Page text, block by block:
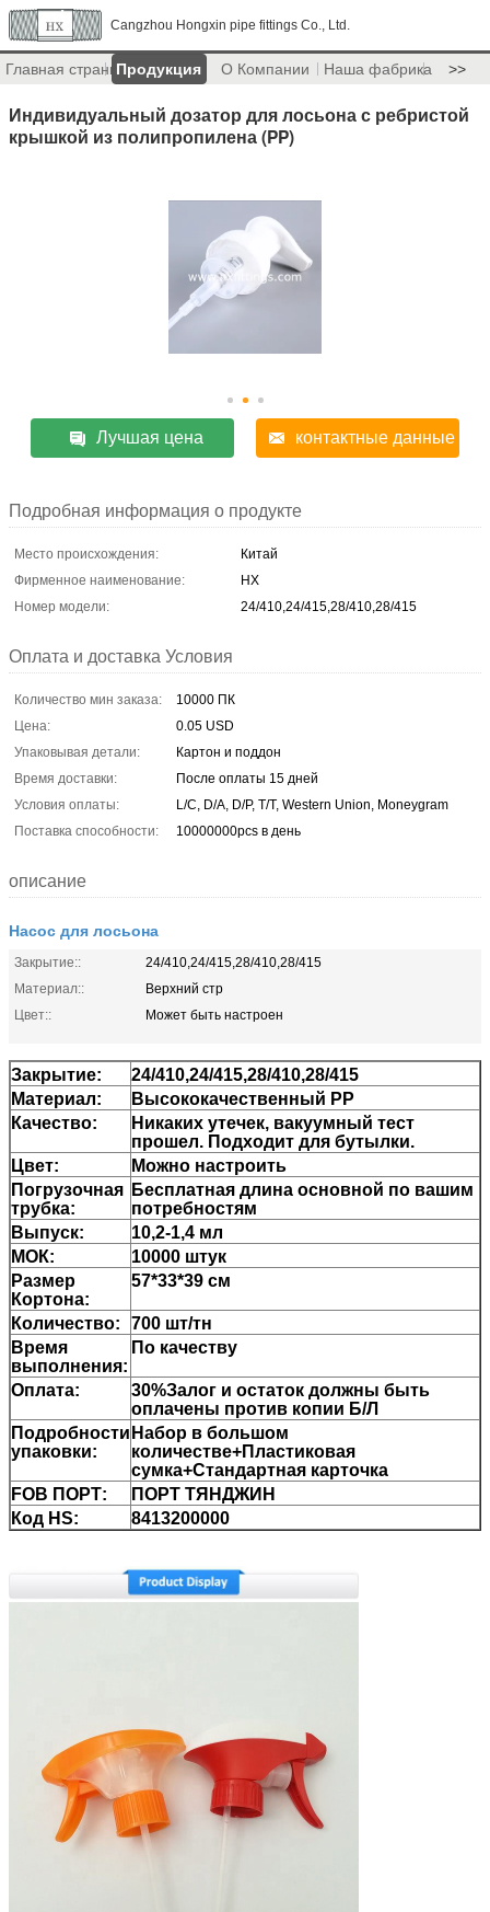
Cangzhou Hongxin pipe fittings Co., Ltd.
Главная страницаПродукция О Компании Наша фабрика >>
Индивидуальный дозатор для лосьона с ребристой
крышкой из полипропилена (PP)
Лучшая цена контактные данные
Подробная информация о продукте
Место происхождения:
Китай
Фирменное наименование:
HX
Номер модели:
24/410,24/415,28/410,28/415
Оплата и доставка Условия
Количество мин заказа:
10000 ПК
Цена:
0.05 USD
Упаковывая детали:
Картон и поддон
Время доставки:
После оплаты 15 дней
Условия оплаты:
L/C, D/A, D/P, T/T, Western Union, Moneygram
Поставка способности:
10000000pcs в день
описание
Насос для лосьона
Закрытие::
24/410,24/415,28/410,28/415
Материал::
Верхний стр
Цвет::
Может быть настроен
Закрытие:
24/410,24/415,28/410,28/415
Материал:
Высококачественный PP
Качество:
Никаких утечек, вакуумный тест
прошел. Подходит для бутылки.
Цвет:
Можно настроить
Погрузочная
трубка:
Бесплатная длина основной по вашим
потребностям
Выпуск:
10,2-1,4 мл
МОК:
10000 штук
Размер
Кортона:
57*33*39 см
Количество:
700 шт/тн
Время
выполнения:
По качеству
Оплата:
30%Залог и остаток должны быть
оплачены против копии Б/Л
Подробности
упаковки:
Набор в большом
количестве+Пластиковая
сумка+Стандартная карточка
FOB ПОРТ:
ПОРТ ТЯНДЖИН
Код HS:
8413200000